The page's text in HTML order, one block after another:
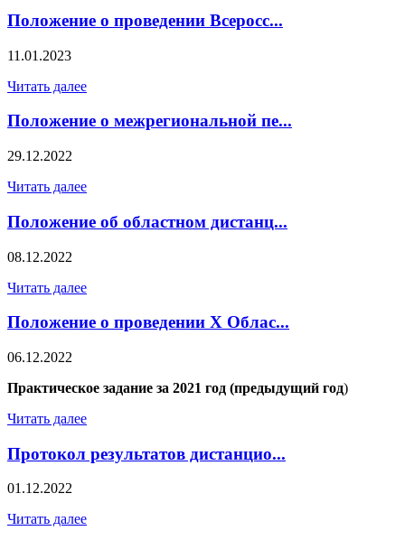
Положение о проведении Всеросс...
11.01.2023
Читать далее
Положение о межрегиональной пе...
29.12.2022
Читать далее
Положение об областном дистанц...
08.12.2022
Читать далее
Положение о проведении X Облас...
06.12.2022
Практическое задание за 2021 год (предыдущий год)
Читать далее
Протокол результатов дистанцио...
01.12.2022
Читать далее